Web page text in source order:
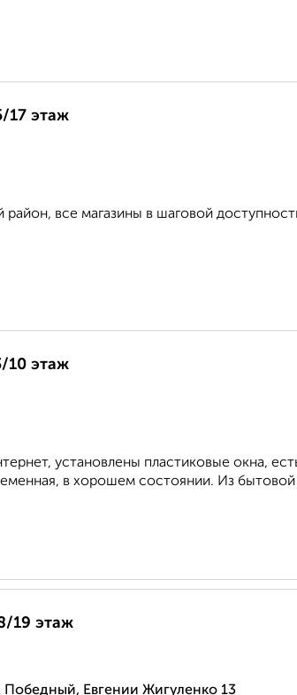
17 этаж
все магазины в шаговой
10 этаж
установлены пластиковые окна,
в хорошем состоянии. Из бытовой
19 этаж
Евгении Жигуленко 13